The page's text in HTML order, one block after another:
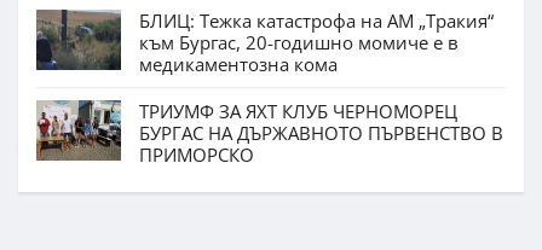
БЛИЦ: Тежка катастрофа на АМ „Тракия“
към Бургас, 20-годишно момиче е в
медикаментозна кома
ТРИУМФ ЗА ЯХТ КЛУБ ЧЕРНОМОРЕЦ
БУРГАС НА ДЪРЖАВНОТО ПЪРВЕНСТВО В
ПРИМОРСКО